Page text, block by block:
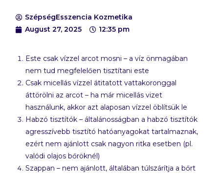
SzépségEsszencia Kozmetika
August 27, 2025
12:35 pm
Este csak vízzel arcot mosni – a víz önmagában
nem tud megfelelően tisztítani este
Csak micellás vízzel átitatott vattakoronggal
áttörölni az arcot – ha már micellás vizet
használunk, akkor azt alaposan vízzel öblítsük le
Habzó tisztítók – általánosságban a habzó tisztítók
agresszívebb tisztító hatóanyagokat tartalmaznak,
ezért nem ajánlott csak nagyon ritka esetben (pl.
valódi olajos bőröknél)
Szappan – nem ajánlott, általában túlszárítja a bőrt